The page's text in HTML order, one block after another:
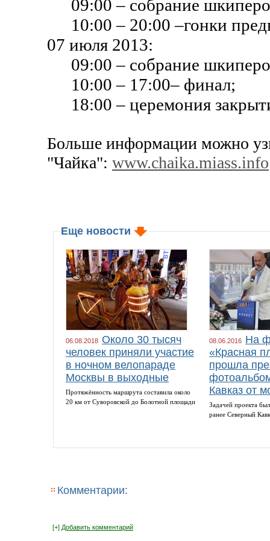
09:00 – собрание
10:00 – 20:00 –гонки
07 июля 2013:
09:00 – собрание
10:00 – 17:00– финал;
18:00 – церемония
Больше информации можно
"Чайка": www.chaika.miass.info
Еще новости
06.08.2018 Около 30 тысяч
человек приняли участие
в ночном велопараде
Москвы в выходные
Протяжённость маршрута составила около
20 км от Суворовской до Болотной площади
08.06.2016 На
«Красная
прошла
Кавказ от
Задачей проекта
ранее Северный
Комментарии:
[+] Добавить комментарий